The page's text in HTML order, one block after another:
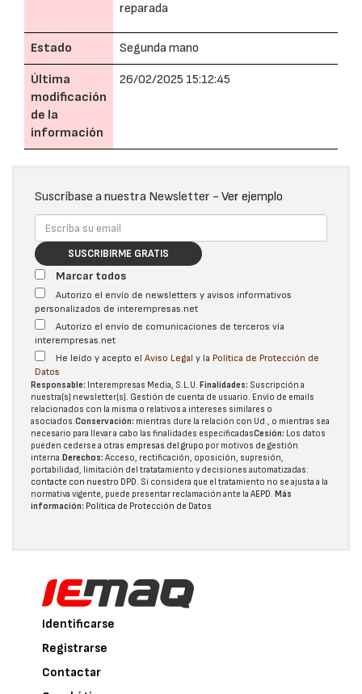
reparada
Estado Segunda mano
Última
modificación
de la
información
26/02/2025 15:12:45
Suscríbase a nuestra Newsletter - Ver ejemplo
SUSCRIBIRME GRATIS
Marcar todos
Autorizo el envío de newsletters y avisos informativos
personalizados de interempresas.net
Autorizo el envío de comunicaciones de terceros vía
interempresas.net
He leído y acepto el Aviso Legal y la Política de Protección de
Datos
Responsable: Interempresas Media, S.L.U. Finalidades: Suscripción a
nuestra(s) newsletter(s). Gestión de cuenta de usuario. Envío de emails
relacionados con la misma o relativos a intereses similares o
asociados.Conservación: mientras dure la relación con Ud., o mientras sea
necesario para llevar a cabo las finalidades especificadasCesión: Los datos
pueden cederse a otras empresas del grupo por motivos de gestión
interna.Derechos: Acceso, rectificación, oposición, supresión,
portabilidad, limitación del tratatamiento y decisiones automatizadas:
contacte con nuestro DPD. Si considera que el tratamiento no se ajusta a la
normativa vigente, puede presentar reclamación ante la AEPD. Más
información: Política de Protección de Datos
Identificarse
Registrarse
Contactar